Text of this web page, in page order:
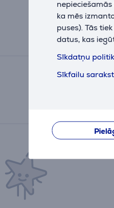
ka mēs
puses). Tās
datus, kas
Sīkdatņu
Sīkfailu
100x100, 200x100,
200x200, 300x200,
300x300, 400x300,
400x400, 600x400,
400x200